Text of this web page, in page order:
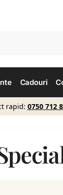
Cadouri
rapid: 0750 712